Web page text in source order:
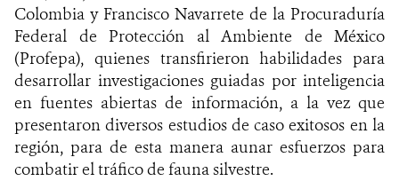
Colombia y Francisco Navarrete de la Procuraduría
Federal de Protección al Ambiente de México
(Profepa), quienes transfirieron habilidades para
desarrollar investigaciones guiadas por inteligencia
en fuentes abiertas de información, a la vez que
presentaron diversos estudios de caso exitosos en la
región, para de esta manera aunar esfuerzos para
combatir el tráfico de fauna silvestre.